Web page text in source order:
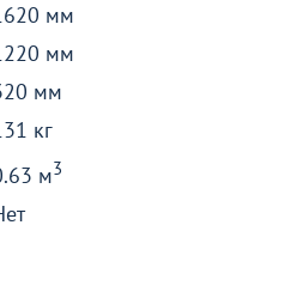
мм
мм
мм
кг
м3